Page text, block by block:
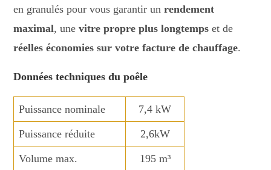
en granulés pour vous garantir unrendement
maximal, unevitre propre plus longtemps et de
réelles économies sur votre facture de chauffage.
Données techniques du poêle
Puissance nominale 7,4 kW
Puissance réduite 2,6kW
Volume max. 195 m³